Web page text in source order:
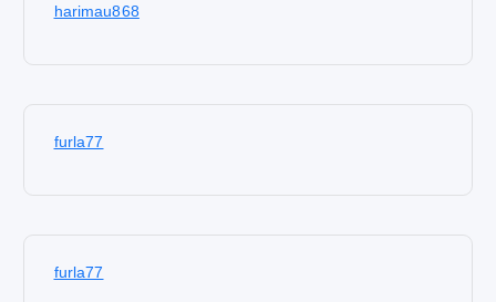
harimau868
furla77
furla77